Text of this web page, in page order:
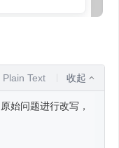
Plain Text 收起
始问题进行改写，